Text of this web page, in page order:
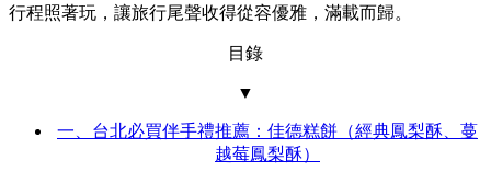
行程照著玩，讓旅行尾聲收得從容優雅，滿載而歸。
目錄
▼
一、台北必買伴手禮推薦：佳德糕餅（經典鳳梨酥、蔓
越莓鳳梨酥）